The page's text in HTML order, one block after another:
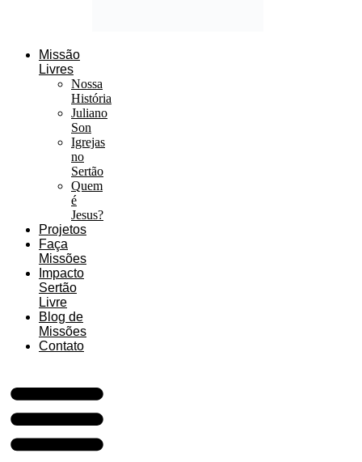
Missão
Livres
Nossa
História
Juliano
Son
Igrejas
no
Sertão
Quem
é
Jesus?
Projetos
Faça
Missões
Impacto
Sertão
Livre
Blog de
Missões
Contato